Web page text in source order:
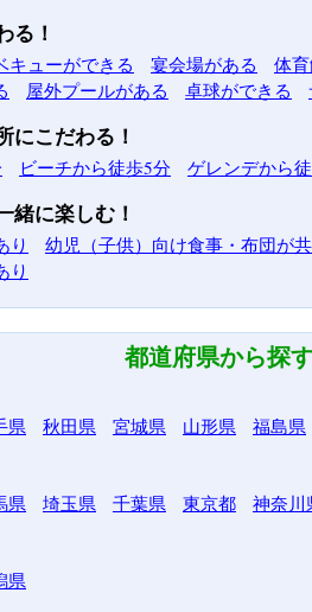
る！
キューができる 宴会場がある 体
屋外プールがある 卓球ができる
にこだわる！
ビーチから徒歩5分 ゲレンデから
緒に楽しむ！
り 幼児（子供）向け食事・布団が
り
都道府県から探
県 秋田県 宮城県 山形県 福島県
県 埼玉県 千葉県 東京都 神奈川
県